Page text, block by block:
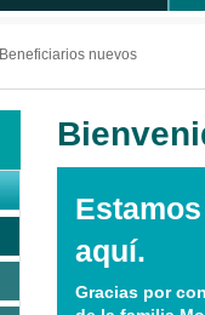
Beneficiarios nuevos
aquí.
Gracias por